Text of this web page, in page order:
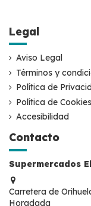
Legal
Aviso Legal
Términos y
Política de
Política de Cookies
Accesibilidad
Contacto
Supermercados
Carretera de
Horadada